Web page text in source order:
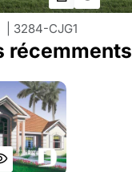
| 3284-CJG1
récemments